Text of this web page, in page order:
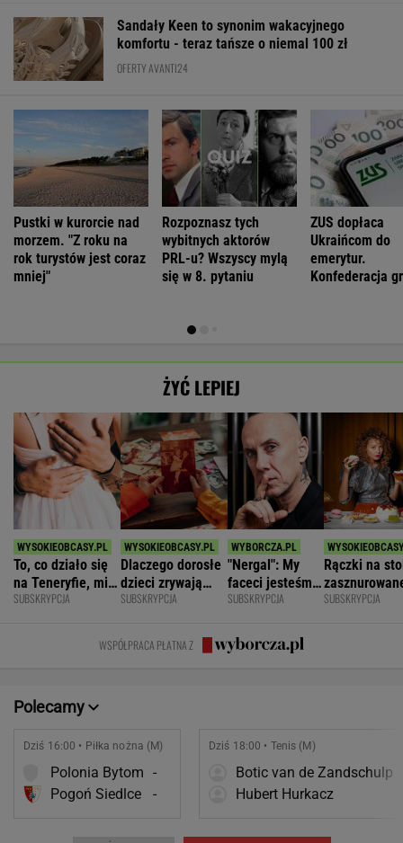
Sandały Keen to synonim wakacyjnego
komfortu - teraz tańsze o niemal 100 zł
OFERTY AVANTI24
Pustki w kurorcie nad
morzem. "Z roku na
rok turystów jest coraz
mniej"
Rozpoznasz tych
wybitnych aktorów
PRL-u? Wszyscy mylą
się w 8. pytaniu
ZUS dopłaca
Ukraińcom do
emerytur.
Konfederacja
ŻYĆ LEPIEJ
To, co działo się
na Teneryfie, mi
się należało. Nie
SUBSKRYPCJA
Dlaczego dorosłe
dzieci zrywają
kontakt z
SUBSKRYPCJA
"Nergal": My
faceci jesteśmy
z natury
emocjonalnie
SUBSKRYPCJA
Rączki na
usta. Byłam
SUBSKRYPCJA
WSPÓŁPRACA PŁATNA Z
Polecamy
Dziś 16:00 • Piłka nożna (M)
Polonia Bytom -
Pogoń Siedlce
-
Dziś 18:00 • Tenis (M)
Botic van de Zandschulp
Hubert Hurkacz